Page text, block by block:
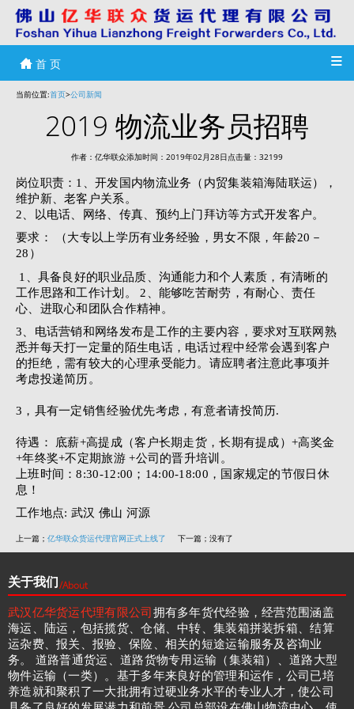
首 页
当前位置:首页>公司新闻
2019 物流业务员招聘
作者：亿华联众添加时间：2019年02月28日点击量：32199
岗位职责：1、开发国内物流业务（内贸集装箱海陆联运），
维护新、老客户关系。
2、以电话、网络、传真、预约上门拜访等方式开发客户。
要求： （大专以上学历有业务经验，男女不限，年龄20－
28）
1、具备良好的职业品质、沟通能力和个人素质，有清晰的
工作思路和工作计划。 2、能够吃苦耐劳，有耐心、责任
心、进取心和团队合作精神。
3、电话营销和网络发布是工作的主要内容，要求对互联网熟
悉并每天打一定量的陌生电话，电话过程中经常会遇到客户
的拒绝，需有较大的心理承受能力。请应聘者注意此事项并
考虑投递简历。
3，具有一定销售经验优先考虑，有意者请投简历.
待遇： 底薪+高提成（客户长期走货，长期有提成）+高奖金
+年终奖+不定期旅游 +公司的晋升培训。
上班时间：8:30-12:00；14:00-18:00，国家规定的节假日休
息！
工作地点: 武汉 佛山 河源
上一篇； 亿华联众货运代理官网正式上线了 下一篇；没有了
关于我们/About
武汉亿华货运代理有限公司拥有多年货代经验，经营范围涵盖
海运、陆运，包括揽货、仓储、中转、集装箱拼装拆箱、结算
运杂费、报关、报验、保险、相关的短途运输服务及咨询业
务。 道路普通货运、道路货物专用运输（集装箱）、道路大型
物件运输（一类）。基于多年来良好的管理和运作，公司已培
养造就和聚积了一大批拥有过硬业务水平的专业人才，使公司